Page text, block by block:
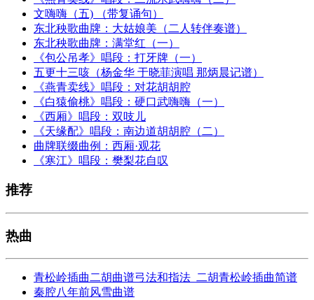
文嗨嗨（五) （带复诵句）
东北秧歌曲牌：大姑娘美（二人转伴奏谱）
东北秧歌曲牌：满堂红（一）
《包公吊孝》唱段：打牙牌（一）
五更十三咳（杨金华 于晓菲演唱 那炳晨记谱）
《燕青卖线》唱段：对花胡胡腔
《白猿偷桃》唱段：硬口武嗨嗨（一）
《西厢》唱段：双吱儿
《天缘配》唱段：南边道胡胡腔（二）
曲牌联缀曲例：西厢·观花
《寒江》唱段：樊梨花自叹
推荐
热曲
青松岭插曲二胡曲谱弓法和指法_二胡青松岭插曲简谱
秦腔八年前风雪曲谱